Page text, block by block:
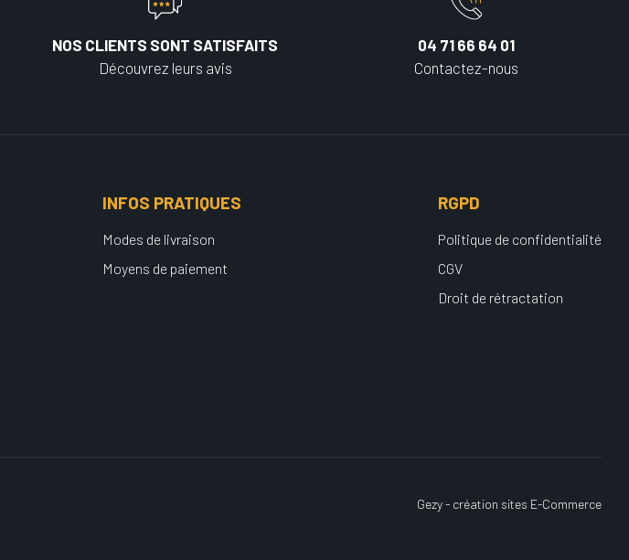
NOS CLIENTS SONT SATISFAITS
Découvrez leurs avis
04 71 66 64 01
Contactez-nous
INFOS PRATIQUES
Modes de livraison
Moyens de paiement
RGPD
Politique de confidentialité
CGV
Droit de rétractation
Gezy - création sites E-Commerce